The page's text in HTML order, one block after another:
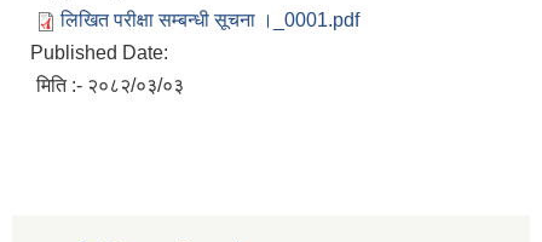
लिखित परीक्षा सम्बन्धी सूचना ।_0001.pdf
Published Date:
मिति :- २०८२/०३/०३